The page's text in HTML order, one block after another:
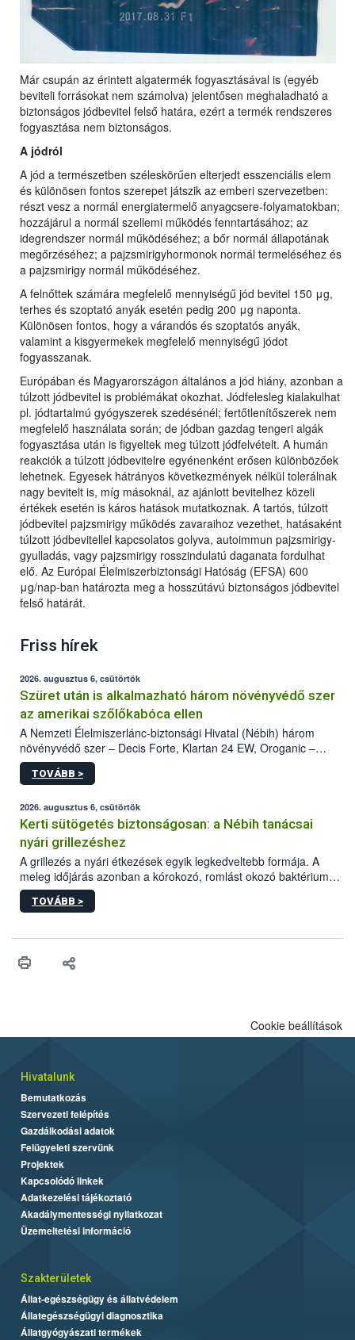
Már csupán az érintett algatermék fogyasztásával is (egyéb
beviteli forrásokat nem számolva) jelentősen meghaladható a
biztonságos jódbevitel felső határa, ezért a termék rendszeres
fogyasztása nem biztonságos.
A jódról
A jód a természetben széleskörűen elterjedt esszenciális elem
és különösen fontos szerepet játszik az emberi szervezetben:
részt vesz a normál energiatermelő anyagcsere-folyamatokban;
hozzájárul a normál szellemi működés fenntartásához; az
idegrendszer normál működéséhez; a bőr normál állapotának
megőrzéséhez; a pajzsmirigyhormonok normál termeléséhez és
a pajzsmirigy normál működéséhez.
A felnőttek számára megfelelő mennyiségű jód bevitel 150 μg,
terhes és szoptató anyák esetén pedig 200 μg naponta.
Különösen fontos, hogy a várandós és szoptatós anyák,
valamint a kisgyermekek megfelelő mennyiségű jódot
fogyasszanak.
Európában és Magyarországon általános a jód hiány, azonban a
túlzott jódbevitel is problémákat okozhat. Jódfelesleg kialakulhat
pl. jódtartalmú gyógyszerek szedésénél; fertőtlenítőszerek nem
megfelelő használata során; de jódban gazdag tengeri algák
fogyasztása után is figyeltek meg túlzott jódfelvételt. A humán
reakciók a túlzott jódbevitelre egyénenként erősen különbözőek
lehetnek. Egyesek hátrányos következmények nélkül tolerálnak
nagy bevitelt is, míg másoknál, az ajánlott bevitelhez közeli
értékek esetén is káros hatások mutatkoznak. A tartós, túlzott
jódbevitel pajzsmirigy működés zavaraihoz vezethet, hatásaként
túlzott jódbevitellel kapcsolatos golyva, autoimmun pajzsmirigy-
gyulladás, vagy pajzsmirigy rosszindulatú daganata fordulhat
elő. Az Európai Élelmiszerbiztonsági Hatóság (EFSA) 600
μg/nap-ban határozta meg a hosszútávú biztonságos jódbevitel
felső határát.
Friss hírek
2026. augusztus 6, csütörtök
Szüret után is alkalmazható három növényvédő szer
az amerikai szőlőkabóca ellen
A Nemzeti Élelmiszerlánc-biztonsági Hivatal (Nébih) három
növényvédő szer – Decis Forte, Klartan 24 EW, Oroganic –
engedélyokiratát módosította, így azok a szüretet követően,
egészen a vesszőérettség (BBCH 91) stádiumáig
érésű szőlőkben is legyen lehetőség a károsító elleni további
védekezésre. Az Oroganic készítmény kis kiszerelésben kiskerti
felhasználók számára is elérhető és ökológiai termesztésben is
engedélyezett.
TOVÁBB >
2026. augusztus 6, csütörtök
Kerti sütögetés biztonságosan: a Nébih tanácsai
nyári grillezéshez
A grillezés a nyári étkezések egyik legkedveltebb formája. A
meleg időjárás azonban a kórokozó, romlást okozó baktériumok
gyorsabb szaporodásának is kedvez. A szabadtéri sütögetés
ezért nem csupán a megfelelő sütési technikáról szól: legalább
higiéniai szabályok betartása, a megfelelő hőkezelés, valamint a
biztonsági Hivatal (Nébih) Oktatási Programja összegyűjtötte a
TOVÁBB >
Cookie beállítások
Hivatalunk
Bemutatkozás
Szervezeti felépítés
Gazdálkodási adatok
Felügyeleti szervünk
Projektek
Kapcsolódó linkek
Adatkezelési tájékoztató
Akadálymentességi nyilatkozat
Üzemeltetési információ
Szakterületek
Állat-egészségügy és állatvédelem
Állategészségügyi diagnosztika
Állatgyógyászati termékek